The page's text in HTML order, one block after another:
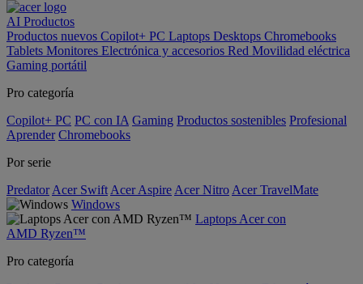
AI Productos
Productos nuevos Copilot+ PC Laptops Desktops Chromebooks
Tablets Monitores Electrónica y accesorios Red Movilidad eléctrica
Gaming portátil
Pro categoría
Copilot+ PC PC con IA Gaming Productos sostenibles Profesional
Aprender Chromebooks
Por serie
Predator Acer Swift Acer Aspire Acer Nitro Acer TravelMate
Windows
Laptops Acer con
AMD Ryzen™
Pro categoría